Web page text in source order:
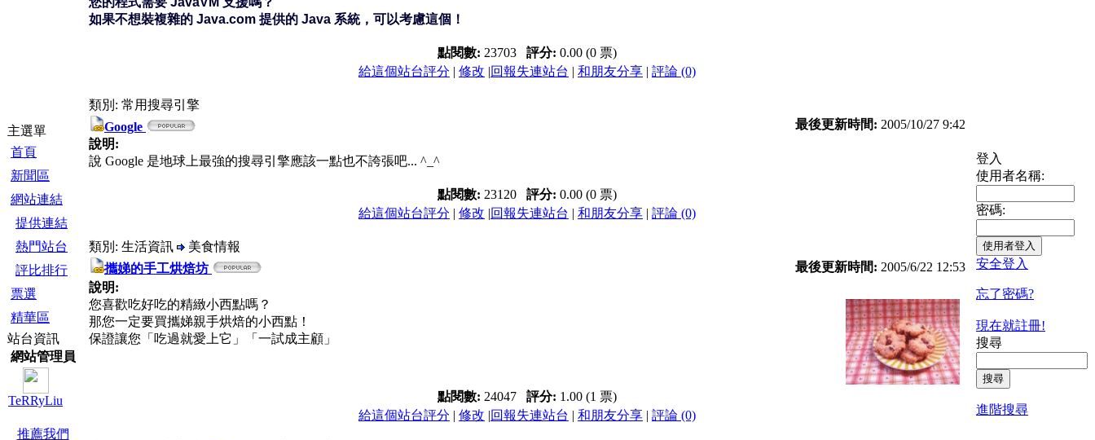
主選單
首頁
新聞區
網站連結
提供連結
熱門站台
評比排行
票選
精華區
站台資訊
網站管理員
TeRRyLiu
推薦我們
如果不想裝複雜的 Java.com 提供的 Java 系統，可以考慮這個！
點閱數: 23703 評分: 0.00 (0 票)
給這個站台評分 | 修改 |回報失連站台 | 和朋友分享 | 評論 (0)
類別: 常用搜尋引擎
Google
最後更新時間: 2005/10/27 9:42
說明:
說 Google 是地球上最強的搜尋引擎應該一點也不誇張吧... ^_^
點閱數: 23120 評分: 0.00 (0 票)
給這個站台評分 | 修改 |回報失連站台 | 和朋友分享 | 評論 (0)
類別: 生活資訊
美食情報
攜娣的手工烘焙坊
最後更新時間: 2005/6/22 12:53
說明:
您喜歡吃好吃的精緻小西點嗎？
那您一定要買攜娣親手烘焙的小西點！
保證讓您「吃過就愛上它」「一試成主顧」
點閱數: 24047 評分: 1.00 (1 票)
給這個站台評分 | 修改 |回報失連站台 | 和朋友分享 | 評論 (0)
登入
使用者名稱:
密碼:
安全登入
忘了密碼?
現在就註冊!
搜尋
進階搜尋